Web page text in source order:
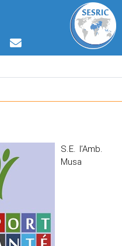
S.E. l’Amb.
Musa